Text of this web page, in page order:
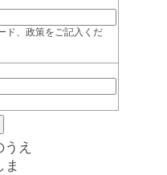
ド、政策をご記入くだ
え
ま